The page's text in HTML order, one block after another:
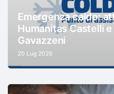
Emergenza caldo:
Humanitas Castelli
Gavazzeni
20 Lug 2026